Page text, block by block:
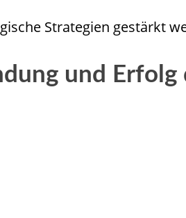
Strategien gestärkt
und Erfolg